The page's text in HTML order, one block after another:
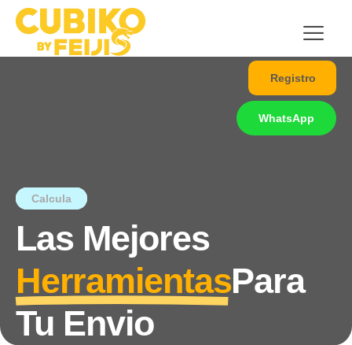
Registro
WhatsApp
Calcula
Las Mejores
HerramientasPara
Tu Envio